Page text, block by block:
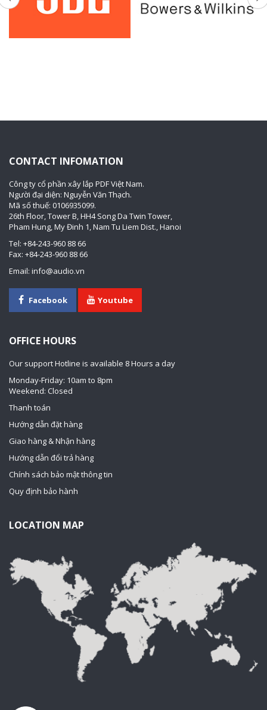
CONTACT INFOMATION
Công ty cổ phần xây lắp PDF Việt Nam.
Người đại diện: Nguyễn Văn Thạch.
Mã số thuế: 0106935099.
26th Floor, Tower B, HH4 Song Da Twin Tower,
Pham Hung, My Đinh 1, Nam Tu Liem Dist., Hanoi
Tel: +84-243-960 88 66
Fax: +84-243-960 88 66
Email: info@audio.vn
Facebook Youtube
OFFICE HOURS
Our support Hotline is available 8 Hours a day
Monday-Friday: 10am to 8pm
Weekend: Closed
Thanh toán
Hướng dẫn đặt hàng
Giao hàng & Nhận hàng
Hướng dẫn đổi trả hàng
Chính sách bảo mật thông tin
Quy định bảo hành
LOCATION MAP